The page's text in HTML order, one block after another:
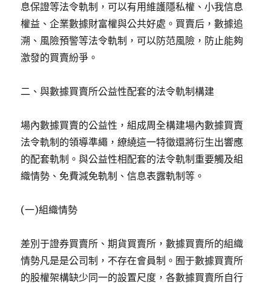
息保證等法令軌制，可以有用維護隱私權、小我信息
權益、企業數據財富權與公共好處。買賣后，數據追
溯、風險預警等法令軌制，可以防范風險，防止能夠
激發的買賣紛爭。
二、與數據買賣所公益性配套的法令軌制構建
場內數據買賣的公益性，組成周全構建場內數據買賣
法令軌制的領導準繩，繚繞這一特徵還將衍生出響應
的配套軌制。與公益性相配套的法令軌制重要觸及組
織情勢、免費減免軌制、信息表露軌制等。
(一)組織情勢
差別于證券買賣所、期貨買賣所，數據買賣所的組織
情勢凡是是公司制，不存在會員制。囿于數據買賣所
的股權架構缺少同一的設置尺度，各數據買賣所自行